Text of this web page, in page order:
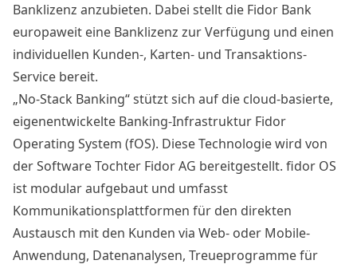
Banklizenz anzubieten. Dabei stellt die Fidor Bank
europaweit eine Banklizenz zur Verfügung und einen
individuellen Kunden-, Karten- und Transaktions-
Service bereit.
„No-Stack Banking“ stützt sich auf die cloud-basierte,
eigenentwickelte Banking-Infrastruktur Fidor
Operating System (fOS). Diese Technologie wird von
der Software Tochter Fidor AG bereitgestellt. fidor OS
ist modular aufgebaut und umfasst
Kommunikationsplattformen für den direkten
Austausch mit den Kunden via Web- oder Mobile-
Anwendung, Datenanalysen, Treueprogramme für